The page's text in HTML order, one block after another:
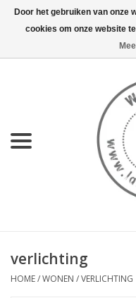
KEUKEN
LIFESTYLE
verlichting
HOME/WONEN /VERLICHTING
Door het gebruiken van onze
cookies om onze website